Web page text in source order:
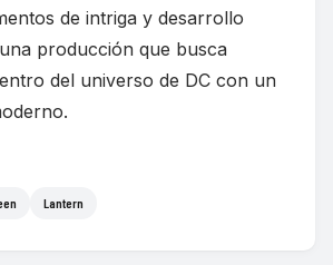
de intriga y desarrollo
producción que busca
del universo de DC con un
Lantern